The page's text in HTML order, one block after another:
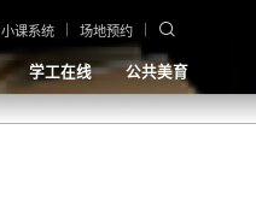
小课系统 场地预约
学工在线 公共美育